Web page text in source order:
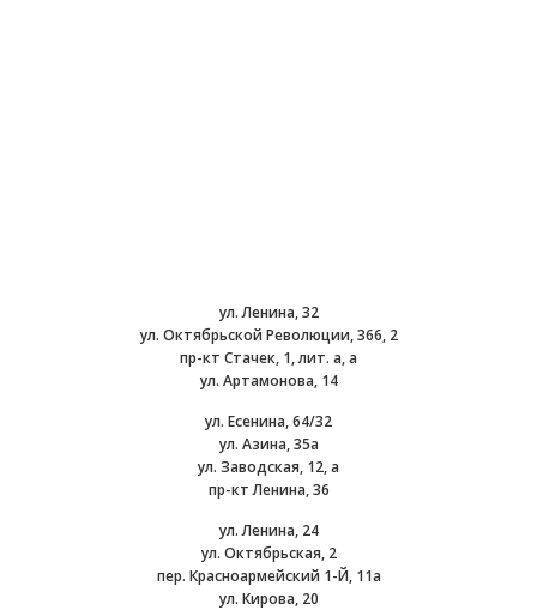
ул. Ленина, 32
ул. Октябрьской Революции, 366, 2
пр-кт Стачек, 1, лит. а, а
ул. Артамонова, 14
ул. Есенина, 64/32
ул. Азина, 35а
ул. Заводская, 12, а
пр-кт Ленина, 36
ул. Ленина, 24
ул. Октябрьская, 2
пер. Красноармейский 1-Й, 11а
ул. Кирова, 20